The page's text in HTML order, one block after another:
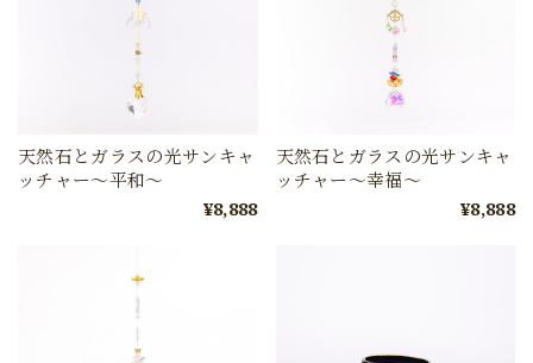
天然石とガラスの光サンキャ
ッチャー〜平和〜
¥8,888
天然石とガラスの光サンキャ
ッチャー〜幸福〜
¥8,888